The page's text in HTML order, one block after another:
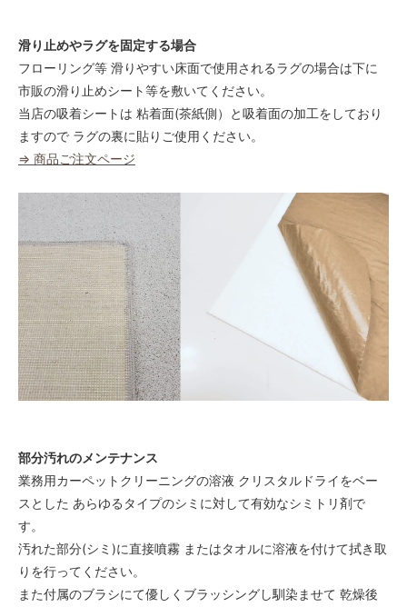
滑り止めやラグを固定する場合
フローリング等 滑りやすい床面で使用されるラグの場合は下に
市販の滑り止めシート等を敷いてください。
当店の吸着シートは 粘着面(茶紙側）と吸着面の加工をしており
ますので ラグの裏に貼りご使用ください。
⇒ 商品ご注文ページ
部分汚れのメンテナンス
業務用カーペットクリーニングの溶液 クリスタルドライをベー
スとした あらゆるタイプのシミに対して有効なシミトリ剤で
す。
汚れた部分(シミ)に直接噴霧 またはタオルに溶液を付けて拭き取
りを行ってください。
また付属のブラシにて優しくブラッシングし馴染ませて 乾燥後